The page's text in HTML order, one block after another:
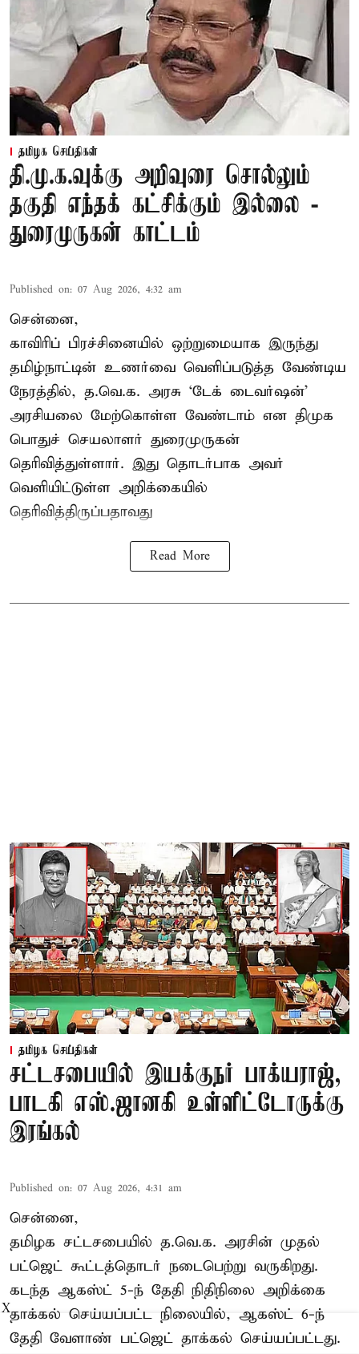
தமிழக செய்திகள்
தி.மு.க.வுக்கு அறிவுரை சொல்லும்
தகுதி எந்தக் கட்சிக்கும் இல்லை -
துரைமுருகன் காட்டம்
Published on: 07 Aug 2026, 4:32 am
சென்னை,
காவிரிப் பிரச்சினையில் ஒற்றுமையாக இருந்து
தமிழ்நாட்டின் உணர்வை வெளிப்படுத்த வேண்டிய
நேரத்தில், த.வெ.க. அரசு ‘டேக் டைவர்ஷன்’
அரசியலை மேற்கொள்ள வேண்டாம் என திமுக
பொதுச் செயலாளர் துரைமுருகன்
தெரிவித்துள்ளார். இது தொடர்பாக அவர்
வெளியிட்டுள்ள அறிக்கையில்
தெரிவித்திருப்பதாவது
Read More
தமிழக செய்திகள்
சட்டசபையில் இயக்குநர் பாக்யராஜ்,
பாடகி எஸ்.ஜானகி உள்ளிட்டோருக்கு
இரங்கல்
Published on: 07 Aug 2026, 4:31 am
சென்னை,
தமிழக சட்டசபையில் த.வெ.க. அரசின் முதல்
பட்ஜெட் கூட்டத்தொடர் நடைபெற்று வருகிறது.
கடந்த ஆகஸ்ட் 5-ந் தேதி நிதிநிலை அறிக்கை
தாக்கல் செய்யப்பட்ட நிலையில், ஆகஸ்ட் 6-ந்
தேதி வேளாண் பட்ஜெட் தாக்கல் செய்யப்பட்டது.
X